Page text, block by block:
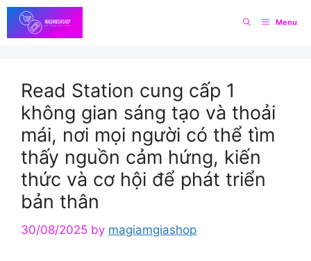
Skip
to
content
Menu
Read Station cung cấp 1
không gian sáng tạo và thoải
mái, nơi mọi người có thể tìm
thấy nguồn cảm hứng, kiến
thức và cơ hội để phát triển
bản thân
30/08/2025 by magiamgiashop